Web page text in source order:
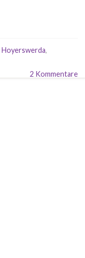
Hoyerswerda,
2 Kommentare